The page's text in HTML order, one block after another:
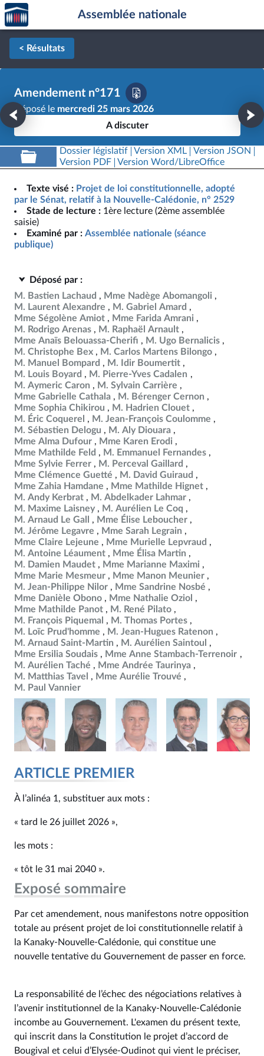
Aller au contenu
Aller en bas de la page
Accèder
à la
page
d'accueil
Assemblée nationale
< Résultats
Amendement n°171
Déposé le mercredi 25 mars 2026
A discuter
Dossier législatif Version XML
Version JSON
Version PDF
Version Word/LibreOffice
Texte visé : Projet de loi constitutionnelle, adopté
par le Sénat, relatif à la Nouvelle-Calédonie, n° 2529
Stade de lecture : 1ère lecture (2ème assemblée
saisie)
Examiné par : Assemblée nationale (séance
publique)
Déposé par :
M. Bastien Lachaud
Mme Nadège Abomangoli
M. Laurent Alexandre
M. Gabriel Amard
Mme Ségolène Amiot
Mme Farida Amrani
M. Rodrigo Arenas
M. Raphaël Arnault
Mme Anaïs Belouassa-Cherifi
M. Ugo Bernalicis
M. Christophe Bex
M. Carlos Martens Bilongo
M. Manuel Bompard
M. Idir Boumertit
M. Louis Boyard
M. Pierre-Yves Cadalen
M. Aymeric Caron
M. Sylvain Carrière
Mme Gabrielle Cathala
M. Bérenger Cernon
Mme Sophia Chikirou
M. Hadrien Clouet
M. Éric Coquerel
M. Jean-François Coulomme
M. Sébastien Delogu
M. Aly Diouara
Mme Alma Dufour
Mme Karen Erodi
Mme Mathilde Feld
M. Emmanuel Fernandes
Mme Sylvie Ferrer
M. Perceval Gaillard
Mme Clémence Guetté
M. David Guiraud
Mme Zahia Hamdane
Mme Mathilde Hignet
M. Andy Kerbrat
M. Abdelkader Lahmar
M. Maxime Laisney
M. Aurélien Le Coq
M. Arnaud Le Gall
Mme Élise Leboucher
M. Jérôme Legavre
Mme Sarah Legrain
Mme Claire Lejeune
Mme Murielle Lepvraud
M. Antoine Léaument
Mme Élisa Martin
M. Damien Maudet
Mme Marianne Maximi
Mme Marie Mesmeur
Mme Manon Meunier
M. Jean-Philippe Nilor
Mme Sandrine Nosbé
Mme Danièle Obono
Mme Nathalie Oziol
Mme Mathilde Panot
M. René Pilato
M. François Piquemal
M. Thomas Portes
M. Loïc Prud'homme
M. Jean-Hugues Ratenon
M. Arnaud Saint-Martin
M. Aurélien Saintoul
Mme Ersilia Soudais
Mme Anne Stambach-Terrenoir
M. Aurélien Taché
Mme Andrée Taurinya
M. Matthias Tavel
Mme Aurélie Trouvé
M. Paul Vannier
ARTICLE PREMIER
À l’alinéa 1, substituer aux mots :
« tard le 26 juillet 2026 »,
les mots :
« tôt le 31 mai 2040 ».
Exposé sommaire
Par cet amendement, nous manifestons notre opposition
totale au présent projet de loi constitutionnelle relatif à
la Kanaky-Nouvelle-Calédonie, qui constitue une
nouvelle tentative du Gouvernement de passer en force.
La responsabilité de l’échec des négociations relatives à
l’avenir institutionnel de la Kanaky-Nouvelle-Calédonie
incombe au Gouvernement. L'examen du présent texte,
qui inscrit dans la Constitution le projet d’accord de
Bougival et celui d’Elysée-Oudinot qui vient le préciser,